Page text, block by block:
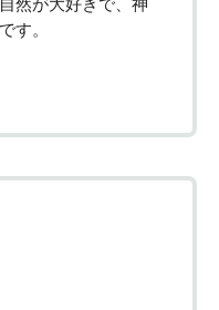
然が大好きで、神
す。